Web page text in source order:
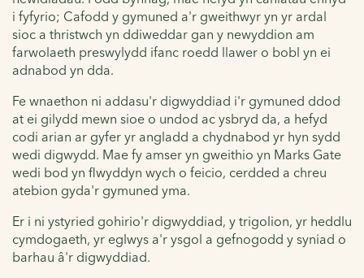
i fyfyrio; Cafodd y gymuned a'r gweithwyr yn yr ardal
sioc a thristwch yn ddiweddar gan y newyddion am
farwolaeth preswylydd ifanc roedd llawer o bobl yn ei
adnabod yn dda.
Fe wnaethon ni addasu'r digwyddiad i'r gymuned ddod
at ei gilydd mewn sioe o undod ac ysbryd da, a hefyd
codi arian ar gyfer yr angladd a chydnabod yr hyn sydd
wedi digwydd. Mae fy amser yn gweithio yn Marks Gate
wedi bod yn flwyddyn wych o feicio, cerdded a chreu
atebion gyda'r gymuned yma.
Er i ni ystyried gohirio'r digwyddiad, y trigolion, yr heddlu
cymdogaeth, yr eglwys a'r ysgol a gefnogodd y syniad o
barhau â'r digwyddiad.